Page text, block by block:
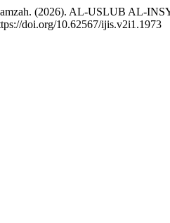
(2026). AL-USLUB AL-
doi.org/10.62567/ijis.v2i1.1973